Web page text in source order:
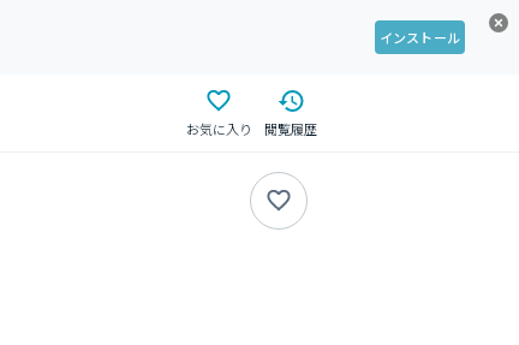
インストール
お気に入り 閲覧履歴